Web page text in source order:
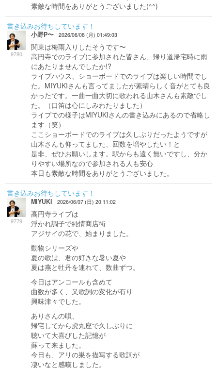
素敵な時間をありがとうございました(^^)
書き込みお待ちしています！
9780
小野P〜 2026/06/08 (月) 01:49:03
関東は梅雨入りしたそうです〜
高円寺でのライブに参加された皆さん、帰り道帰宅時に雨
にあたりませんでしたか!?
ライブハウス、ショーボードでのライブは楽しい時間でし
た。MIYUKIさんも言ってましたが素晴らしく音がとても良
かったです。一曲一曲大切に歌われる山木さんも素敵でし
た。（口笛は心にしみわたりました）
ライブでの様子はMIYUKIさんの書き込みにあるので省略し
ます（笑）
ここショーボードでのライブは久しぶりだったようですが
山木さんも仰ってました、回数を増やしたい！と
是非、ぜひお願いします。駅からも遠く無いですし、分か
りやすい場所なので参加される人も安心
本日も素敵な時間をありがとうございました。
書き込みお待ちしています！
9779
MIYUKI 2026/06/07 (日) 20:11:02
高円寺ライブは
浮かれ調子で純情商店街
アジサイの花で、始まりました。
動物シリーズや
夏の歌は、君の好きな暑い夏や
夏は燕と牡丹を連れて、数曲ずつ。
今日はアンコールも含めて
曲数が多く、又歌詞の変化が有り
興味津々でした。
ありさんの唄、
帰宅してから虎丸座で久しぶりに
聴いて大喜びした記憶が
蘇って来ました。
今日も、アリの巣を描写する歌詞が
凄いなと感嘆しました。